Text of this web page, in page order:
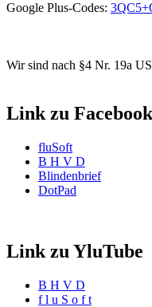
Google Plus-Codes:
Wir sind nach §4 Nr. 19a
Link zu Facebook
fluSoft
B H V D
Blindenbrief
DotPad
Link zu YluTube
B H V D
f l u S o f t